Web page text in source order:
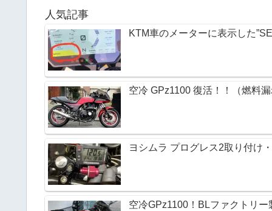
人気記事
KTM車のメーターに表示した
空冷 GPz1100 復活！！（燃料
ヨシムラ プログレス2取り付け
空冷GPz1100！BLファクトリ